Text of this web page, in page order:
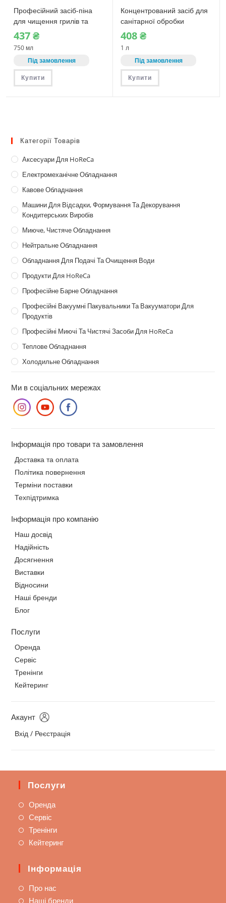
Професійний засіб-піна
для чищення грилів та
духовок Sanitec
FORNONET (1960-S) 750
мл
437₴
750 мл
Під замовлення
Купити
Концентрований засіб для
санітарної обробки
обладнання Sanitec
BAKTERIO (1540N-S) 1 л
408₴
1 л
Під замовлення
Купити
Категорії Товарів
Аксесуари Для HoReCa
Електромеханічне Обладнання
Кавове Обладнання
Машини Для Відсадки, Формування Та Декорування
Кондитерських Виробів
Миюче, Чистяче Обладнання
Нейтральне Обладнання
Обладнання Для Подачі Та Очищення Води
Продукти Для HoReCa
Професійне Барне Обладнання
Професійні Вакуумні Пакувальники Та Вакууматори Для
Продуктів
Професійні Миючі Та Чистячі Засоби Для HoReCa
Теплове Обладнання
Холодильне Обладнання
Ми в соціальних мережах
Інформація про товари та замовлення
Доставка та оплата
Політика повернення
Терміни поставки
Техпідтримка
Інформація про компанію
Наш досвід
Надійність
Досягнення
Виставки
Відносини
Наші бренди
Блог
Послуги
Оренда
Сервіс
Тренінги
Кейтеринг
Акаунт
Вхід / Реєстрація
Послуги
Оренда
Сервіс
Тренінги
Кейтеринг
Інформація
Про нас
Наші бренди